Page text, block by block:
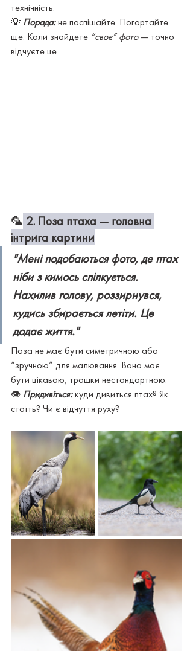
технічність.
💡 Порада: не поспішайте. Погортайте
ще. Коли знайдете “своє” фото — точно
відчуєте це.
🦜 2. Поза птаха — головна
інтрига картини
"Мені подобаються фото, де птах
ніби з кимось спілкується.
Нахилив голову, роззирнувся,
кудись збирається летіти. Це
додає життя."
Поза не має бути симетричною або
“зручною” для малювання. Вона має
бути цікавою, трошки нестандартною.
👁 Придивіться:куди дивиться птах? Як
стоїть? Чи є відчуття руху?